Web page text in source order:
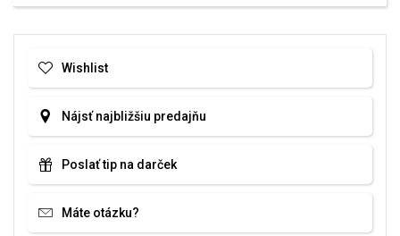
Wishlist
Nájsť najbližšiu predajňu
Poslať tip na darček
Máte otázku?